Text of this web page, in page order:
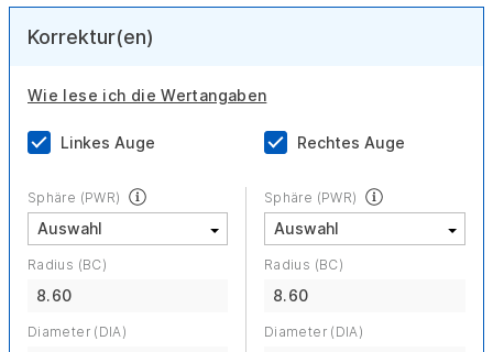
Korrektur(en)
Wie lese ich die Wertangaben
Linkes Auge Rechtes Auge
Sphäre (PWR)
Radius (BC)
8.60
Diameter (DIA)
Sphäre (PWR)
Radius (BC)
8.60
Diameter (DIA)